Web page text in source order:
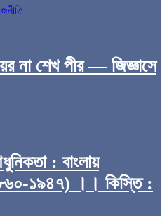
না শেখ পীর — জিজ্ঞাসে
: বাংলায়
১৯৪৭) ।। কিস্তি :